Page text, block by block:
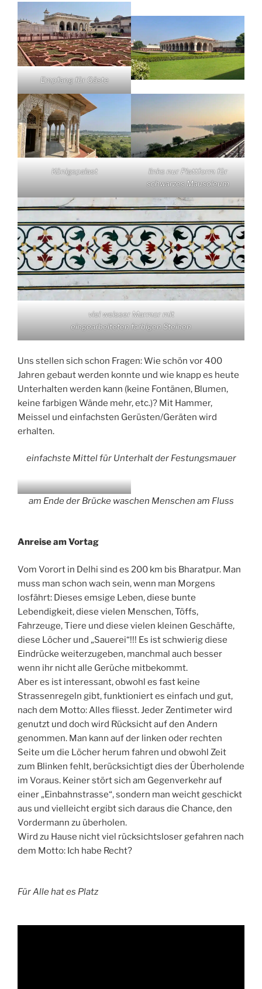
Empfang für Gäste
Königspalast
links nur Plattform für
schwarzes Mausoleum
viel weisser Marmor mit
eingearbeiteten farbigen Steinen
Uns stellen sich schon Fragen: Wie schön vor 400
Jahren gebaut werden konnte und wie knapp es heute
Unterhalten werden kann (keine Fontänen, Blumen,
keine farbigen Wände mehr, etc.)? Mit Hammer,
Meissel und einfachsten Gerüsten/Geräten wird
erhalten.
einfachste Mittel für Unterhalt der Festungsmauer
am Ende der Brücke waschen Menschen am Fluss
Anreise am Vortag
Vom Vorort in Delhi sind es 200 km bis Bharatpur. Man
muss man schon wach sein, wenn man Morgens
losfährt: Dieses emsige Leben, diese bunte
Lebendigkeit, diese vielen Menschen, Töffs,
Fahrzeuge, Tiere und diese vielen kleinen Geschäfte,
diese Löcher und „Sauerei“!!! Es ist schwierig diese
Eindrücke weiterzugeben, manchmal auch besser
wenn ihr nicht alle Gerüche mitbekommt.
Aber es ist interessant, obwohl es fast keine
Strassenregeln gibt, funktioniert es einfach und gut,
nach dem Motto: Alles fliesst. Jeder Zentimeter wird
genutzt und doch wird Rücksicht auf den Andern
genommen. Man kann auf der linken oder rechten
Seite um die Löcher herum fahren und obwohl Zeit
zum Blinken fehlt, berücksichtigt dies der Überholende
im Voraus. Keiner stört sich am Gegenverkehr auf
einer „Einbahnstrasse“, sondern man weicht geschickt
aus und vielleicht ergibt sich daraus die Chance, den
Vordermann zu überholen.
Wird zu Hause nicht viel rücksichtsloser gefahren nach
dem Motto: Ich habe Recht?
Für Alle hat es Platz